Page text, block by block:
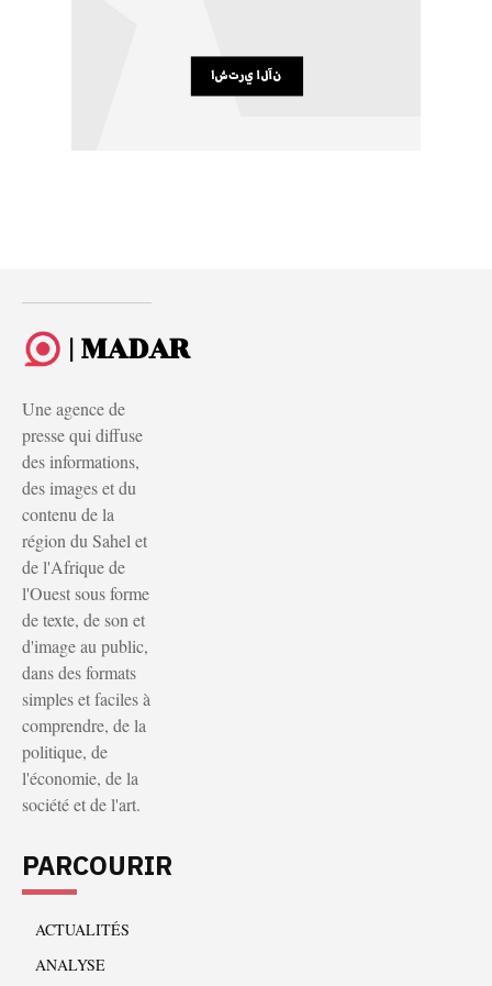
| MADAR
Une agence de
presse qui diffuse
des informations,
des images et du
contenu de la
région du Sahel et
de l'Afrique de
l'Ouest sous forme
de texte, de son et
d'image au public,
dans des formats
simples et faciles à
comprendre, de la
politique, de
l'économie, de la
société et de l'art.
PARCOURIR
ACTUALITÉS
ANALYSE